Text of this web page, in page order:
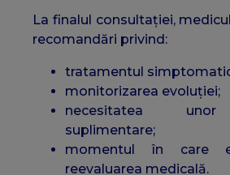
La finalul consultației,
recomandări privind:
tratamentul
monitorizarea evoluției;
necesitatea unor
suplimentare;
momentul în care
reevaluarea medicală.